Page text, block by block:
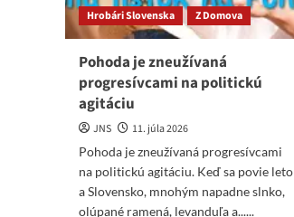
Hrobári Slovenska Z Domova
Pohoda je zneužívaná
progresívcami na politickú
agitáciu
JNS
11. júla 2026
Pohoda je zneužívaná progresívcami
na politickú agitáciu. Keď sa povie leto
a Slovensko, mnohým napadne slnko,
olúpané ramená, levanduľa a......